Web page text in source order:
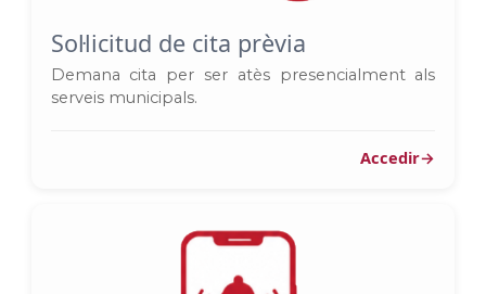
Sol·licitud de cita prèvia
Demana cita per ser atès presencialment als
serveis municipals.
Accedir